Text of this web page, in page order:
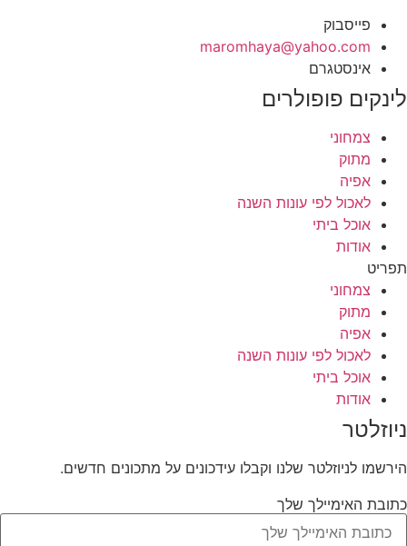
פייסבוק
‫maromhaya@yahoo.com
אינסטגרם
לינקים פופולרים
צמחוני
מתוק
אפיה
לאכול לפי עונות השנה
אוכל ביתי
אודות
תפריט
צמחוני
מתוק
אפיה
לאכול לפי עונות השנה
אוכל ביתי
אודות
ניוזלטר
הירשמו לניוזלטר שלנו וקבלו עידכונים על מתכונים חדשים.
כתובת האימיילך שלך